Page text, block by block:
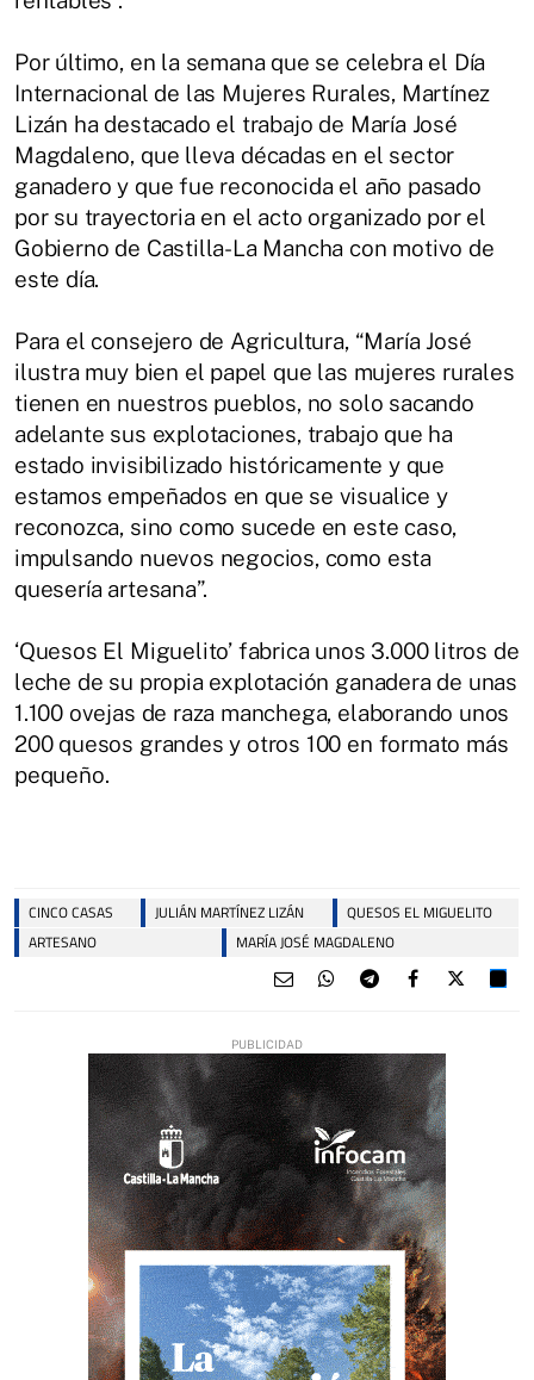
Por último, en la semana que se celebra el Día
Internacional de las Mujeres Rurales, Martínez
Lizán ha destacado el trabajo de María José
Magdaleno, que lleva décadas en el sector
ganadero y que fue reconocida el año pasado
por su trayectoria en el acto organizado por el
Gobierno de Castilla-La Mancha con motivo de
este día.
Para el consejero de Agricultura, “María José
ilustra muy bien el papel que las mujeres rurales
tienen en nuestros pueblos, no solo sacando
adelante sus explotaciones, trabajo que ha
estado invisibilizado históricamente y que
estamos empeñados en que se visualice y
reconozca, sino como sucede en este caso,
impulsando nuevos negocios, como esta
quesería artesana”.
‘Quesos El Miguelito’ fabrica unos 3.000 litros de
leche de su propia explotación ganadera de unas
1.100 ovejas de raza manchega, elaborando unos
200 quesos grandes y otros 100 en formato más
pequeño.
CINCO CASAS JULIÁN MARTÍNEZ LIZÁN
QUESOS EL MIGUELITO
ARTESANO
MARÍA JOSÉ MAGDALENO